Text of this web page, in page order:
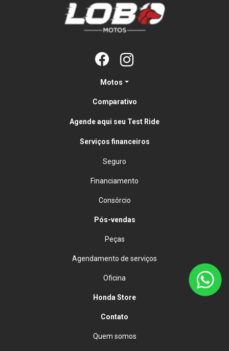
Motos
Comparativo
Agende aqui seu Test Ride
Serviços financeiros
Seguro
Financiamento
Consórcio
Pós-vendas
Peças
Agendamento de serviços
Oficina
Honda Store
Contato
Quem somos